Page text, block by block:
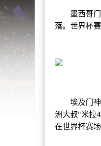
墨西哥门将
落。世界杯
埃及门神哈
洲大叔"米拉
在世界杯赛